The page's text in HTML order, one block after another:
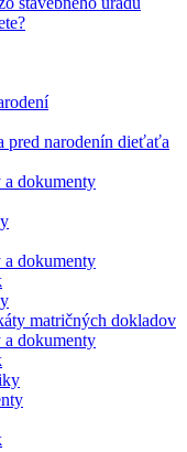
pred narodenín dieťaťa
a dokumenty
a dokumenty
matričných dokladov
a dokumenty